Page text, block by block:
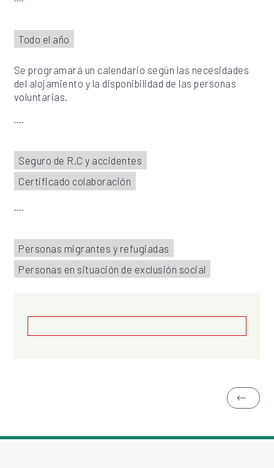
Todo el año
Se programará un calendario según las necesidades
del alojamiento y la disponibilidad de las personas
voluntarias.
Seguro de R.C y accidentes
Certificado colaboración
Personas migrantes y refugiadas
Personas en situación de exclusión social